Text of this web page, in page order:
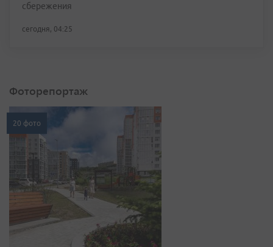
сбережения
сегодня, 04:25
Фоторепортаж
20 фото